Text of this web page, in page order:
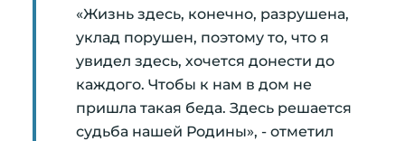
«Жизнь здесь, конечно, разрушена,
уклад порушен, поэтому то, что я
увидел здесь, хочется донести до
каждого. Чтобы к нам в дом не
пришла такая беда. Здесь решается
судьба нашей Родины», - отметил